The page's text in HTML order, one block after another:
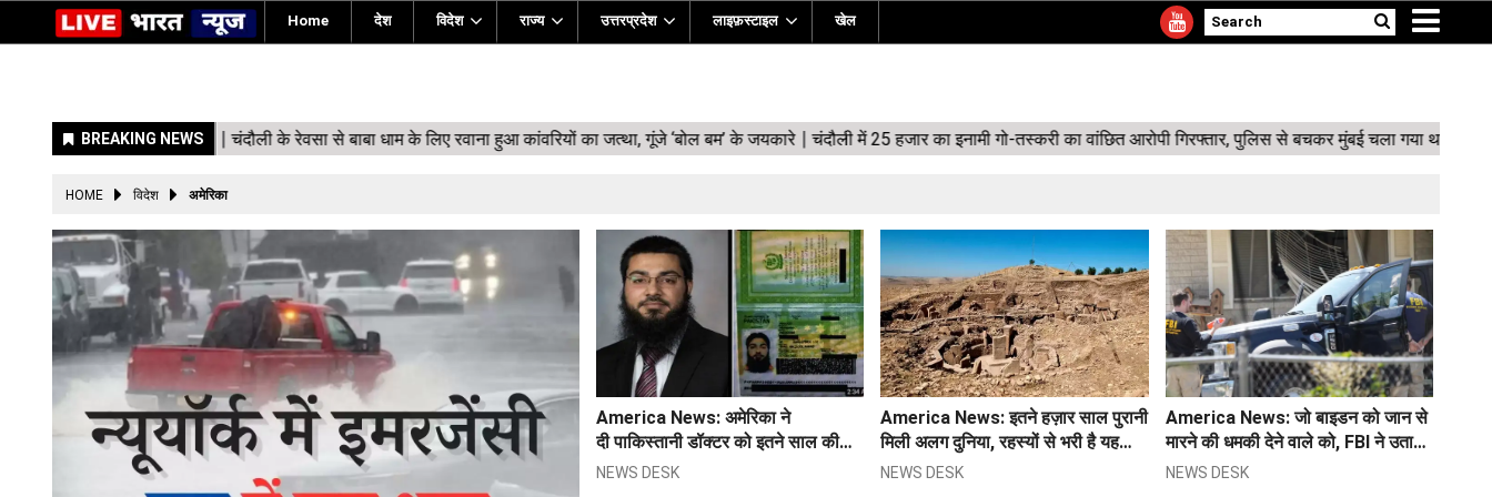
Home देश विदेश राज्य उत्तरप्रदेश लाइफ़स्टाइल खेल
HOME विदेश अमेरिका
America News: अमेरिका ने
दी पाकिस्तानी डॉक्टर को इतने साल की
सजा
NEWS DESK
America News: इतने हज़ार साल पुरानी
मिली अलग दुनिया, रहस्यों से भरी है यह
'बस्ती'
NEWS DESK
America News: जो बाइडन को जान से
मारने की धमकी देने वाले को, FBI ने उतारा
मौत के घाट
NEWS DESK